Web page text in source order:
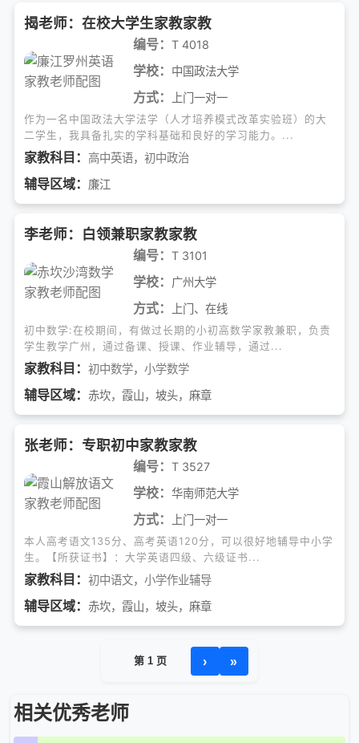
揭老师：在校大学生家教家教
编号： T 4018
学校： 中国政法大学
方式： 上门一对一
作为一名中国政法大学法学（人才培养模式改革实验班）的大
二学生，我具备扎实的学科基础和良好的学习能力。...
家教科目： 高中英语， 初中政治
辅导区域： 廉江
李老师：白领兼职家教家教
编号： T 3101
学校： 广州大学
方式： 上门、在线
初中数学:在校期间，有做过长期的小初高数学家教兼职，负责
学生教学广州，通过备课、授课、作业辅导，通过...
家教科目： 初中数学， 小学数学
辅导区域： 赤坎，霞山，坡头，麻章
张老师：专职初中家教家教
编号： T 3527
学校： 华南师范大学
方式： 上门一对一
本人高考语文135分、高考英语120分，可以很好地辅导中小学
生。【所获证书】：大学英语四级、六级证书...
家教科目： 初中语文， 小学作业辅导
辅导区域： 赤坎，霞山，坡头，麻章
第 1 页 › »
相关优秀老师